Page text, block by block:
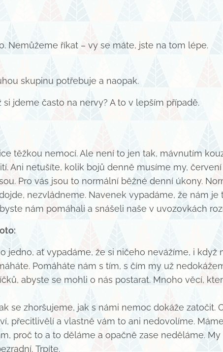
Nemůžeme říkat – vy se máte, jste na tom lépe.
skupinu potřebuje a naopak.
jdeme často na nervy? A to v lepším případě.
těžkou nemocí. Ale není to jen tak, mávnutím
Ani netušíte, kolik bojů denně musíme my,
Pro vás jsou to normální běžné denní úkony.
nezvládneme. Navenek vypadáme, že nám
nám pomáhali a snášeli naše v uvozovkách
jedno, ať vypadáme, že si ničeho nevážíme, i když
Pomáháte nám s tím, s čím my už
abyste se mohli o nás postarat. Mnoho věcí,
se zhoršujeme, jak s námi nemoc dokáže
přecitlivělí a vlastně vám to ani nedovolíme.
proč to a to děláme a opačně zase neděláme.
Trpíte.